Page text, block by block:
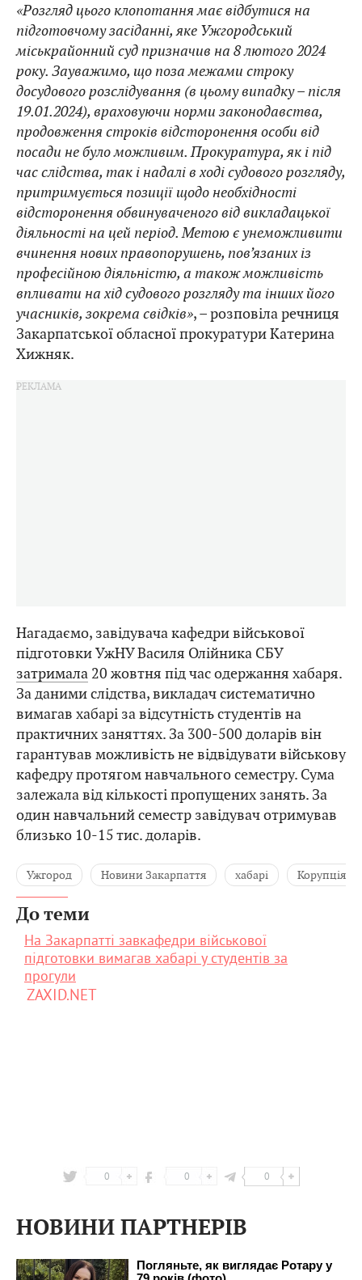
«Розгляд цього клопотання має відбутися на
підготовчому засіданні, яке Ужгородський
міськрайонний суд призначив на 8 лютого 2024
року. Зауважимо, що поза межами строку
досудового розслідування (в цьому випадку – після
19.01.2024), враховуючи норми законодавства,
продовження строків відсторонення особи від
посади не було можливим. Прокуратура, як і під
час слідства, так і надалі в ході судового розгляду,
притримується позиції щодо необхідності
відсторонення обвинуваченого від викладацької
діяльності на цей період. Метою є унеможливити
вчинення нових правопорушень, пов’язаних із
професійною діяльністю, а також можливість
впливати на хід судового розгляду та інших його
учасників, зокрема свідків», – розповіла речниця
Закарпатської обласної прокуратури Катерина
Хижняк.
Нагадаємо, завідувача кафедри військової
підготовки УжНУ Василя Олійника СБУ
затримала 20 жовтня під час одержання хабаря.
За даними слідства, викладач систематично
вимагав хабарі за відсутність студентів на
практичних заняттях. За 300-500 доларів він
гарантував можливість не відвідувати військову
кафедру протягом навчального семестру. Сума
залежала від кількості пропущених занять. За
один навчальний семестр завідувач отримував
близько 10-15 тис. доларів.
Ужгород Новини Закарпаття хабарі Корупція
До теми
На Закарпатті завкафедри військової
підготовки вимагав хабарі у студентів за
прогули
ZAXID.NET
0 0 0
НОВИНИ ПАРТНЕРІВ